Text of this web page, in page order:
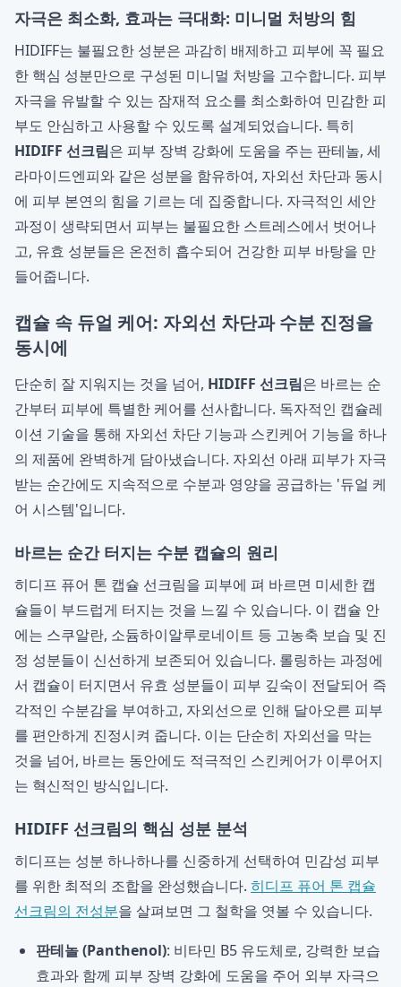
자극은 최소화, 효과는 극대화: 미니멀 처방의 힘
HIDIFF는 불필요한 성분은 과감히 배제하고 피부에 꼭 필요
한 핵심 성분만으로 구성된 미니멀 처방을 고수합니다. 피부
자극을 유발할 수 있는 잠재적 요소를 최소화하여 민감한 피
부도 안심하고 사용할 수 있도록 설계되었습니다. 특히
HIDIFF 선크림은 피부 장벽 강화에 도움을 주는 판테놀, 세
라마이드엔피와 같은 성분을 함유하여, 자외선 차단과 동시
에 피부 본연의 힘을 기르는 데 집중합니다. 자극적인 세안
과정이 생략되면서 피부는 불필요한 스트레스에서 벗어나
고, 유효 성분들은 온전히 흡수되어 건강한 피부 바탕을 만
들어줍니다.
캡슐 속 듀얼 케어: 자외선 차단과 수분 진정을
동시에
단순히 잘 지워지는 것을 넘어, HIDIFF 선크림은 바르는 순
간부터 피부에 특별한 케어를 선사합니다. 독자적인 캡슐레
이션 기술을 통해 자외선 차단 기능과 스킨케어 기능을 하나
의 제품에 완벽하게 담아냈습니다. 자외선 아래 피부가 자극
받는 순간에도 지속적으로 수분과 영양을 공급하는 '듀얼 케
어 시스템'입니다.
바르는 순간 터지는 수분 캡슐의 원리
히디프 퓨어 톤 캡슐 선크림을 피부에 펴 바르면 미세한 캡
슐들이 부드럽게 터지는 것을 느낄 수 있습니다. 이 캡슐 안
에는 스쿠알란, 소듐하이알루로네이트 등 고농축 보습 및 진
정 성분들이 신선하게 보존되어 있습니다. 롤링하는 과정에
서 캡슐이 터지면서 유효 성분들이 피부 깊숙이 전달되어 즉
각적인 수분감을 부여하고, 자외선으로 인해 달아오른 피부
를 편안하게 진정시켜 줍니다. 이는 단순히 자외선을 막는
것을 넘어, 바르는 동안에도 적극적인 스킨케어가 이루어지
는 혁신적인 방식입니다.
HIDIFF 선크림의 핵심 성분 분석
히디프는 성분 하나하나를 신중하게 선택하여 민감성 피부
를 위한 최적의 조합을 완성했습니다. 히디프 퓨어 톤 캡슐
선크림의 전성분을 살펴보면 그 철학을 엿볼 수 있습니다.
판테놀 (Panthenol): 비타민 B5 유도체로, 강력한 보습
효과와 함께 피부 장벽 강화에 도움을 주어 외부 자극으